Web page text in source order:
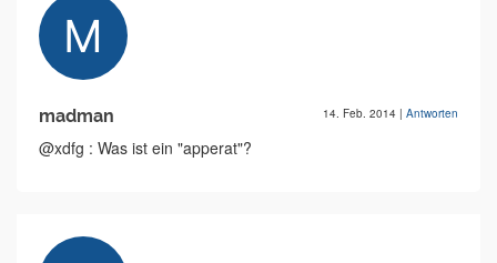
madman 14. Feb. 2014 | Antworten
@xdfg : Was ist ein "apperat"?